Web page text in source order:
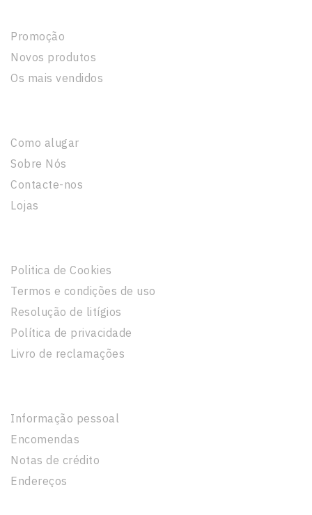
Promoção
Novos produtos
Os mais vendidos
Como alugar
Sobre Nós
Contacte-nos
Lojas
Politica de Cookies
Termos e condições de uso
Resolução de litígios
Política de privacidade
Livro de reclamações
Informação pessoal
Encomendas
Notas de crédito
Endereços